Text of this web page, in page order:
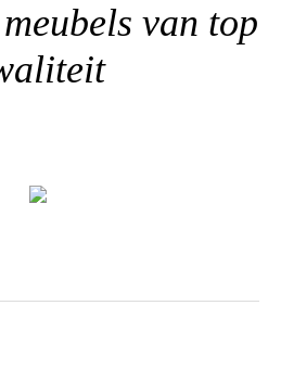
van top